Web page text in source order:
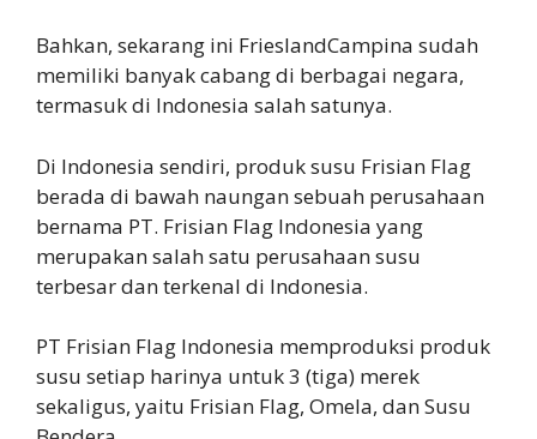
Bahkan, sekarang ini FrieslandCampina sudah
memiliki banyak cabang di berbagai negara,
termasuk di Indonesia salah satunya.
Di Indonesia sendiri, produk susu Frisian Flag
berada di bawah naungan sebuah perusahaan
bernama PT. Frisian Flag Indonesia yang
merupakan salah satu perusahaan susu
terbesar dan terkenal di Indonesia.
PT Frisian Flag Indonesia memproduksi produk
susu setiap harinya untuk 3 (tiga) merek
sekaligus, yaitu Frisian Flag, Omela, dan Susu